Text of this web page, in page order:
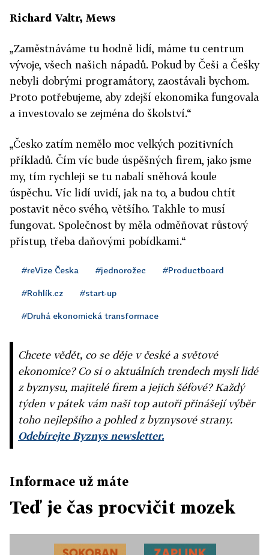
Richard Valtr, Mews
„Zaměstnáváme tu hodně lidí, máme tu centrum
vývoje, všech našich nápadů. Pokud by Češi a Češky
nebyli dobrými programátory, zaostávali bychom.
Proto potřebujeme, aby zdejší ekonomika fungovala
a investovalo se zejména do školství.“
„Česko zatím nemělo moc velkých pozitivních
příkladů. Čím víc bude úspěšných firem, jako jsme
my, tím rychleji se tu nabalí sněhová koule
úspěchu. Víc lidí uvidí, jak na to, a budou chtít
postavit něco svého, většího. Takhle to musí
fungovat. Společnost by měla odměňovat růstový
přístup, třeba daňovými pobídkami.“
#reVize Česka #jednorožec #Productboard
#Rohlík.cz #start-up
#Druhá ekonomická transformace
Chcete vědět, co se děje v české a světové
ekonomice? Co si o aktuálních trendech myslí lidé
z byznysu, majitelé firem a jejich šéfové? Každý
týden v pátek vám naši top autoři přinášejí výběr
toho nejlepšího a pohled z byznysové strany.
Odebírejte Byznys newsletter.
Informace už máte
Teď je čas procvičit mozek